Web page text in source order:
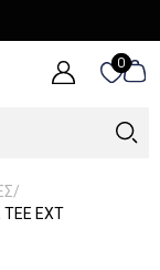
0
0
/
TEE EXT